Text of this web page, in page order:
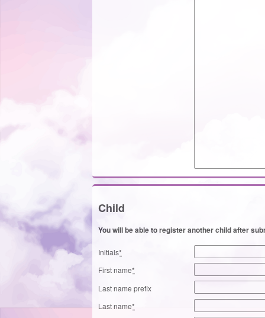
Child
You will be able to register another child after
Initials*
First name*
Last name prefix
Last name*